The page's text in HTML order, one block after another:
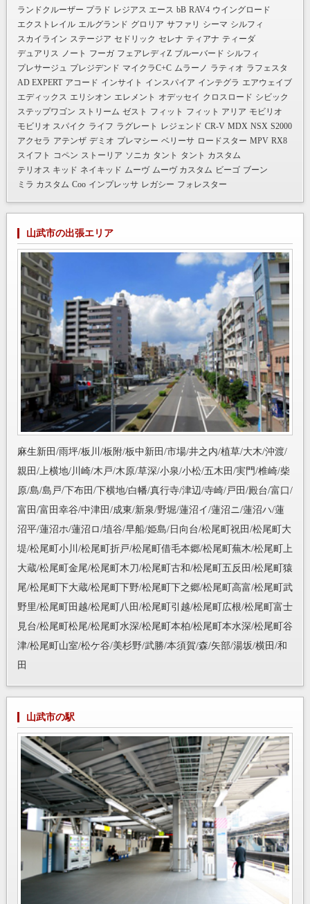
ランドクルーザー プラド レジアス エース bB RAV4 ウイングロード
エクストレイル エルグランド グロリア サファリ シーマ シルフィ
スカイライン ステージア セドリック セレナ ティアナ ティーダ
デュアリス ノート フーガ フェアレディZ ブルーバード シルフィ
プレサージュ プレジデンド マイクラC+C ムラーノ ラティオ ラフェスタ
AD EXPERT アコード インサイト インスパイア インテグラ エアウェイブ
エディックス エリシオン エレメント オデッセイ クロスロード シビック
ステップワゴン ストリーム ゼスト フィット フィット アリア モビリオ
モビリオ スパイク ライフ ラグレート レジェンド CR-V MDX NSX S2000
アクセラ アテンザ デミオ プレマシー ベリーサ ロードスター MPV RX8
スイフト コペン ストーリア ソニカ タント タント カスタム
テリオス キッド ネイキッド ムーヴ ムーヴ カスタム ビーゴ ブーン
ミラ カスタム Coo インプレッサ レガシー フォレスター
山武市の出張エリア
麻生新田/雨坪/板川/板附/板中新田/市場/井之内/植草/大木/沖渡/
親田/上横地/川崎/木戸/木原/草深/小泉/小松/五木田/実門/椎崎/柴
原/島/島戸/下布田/下横地/白幡/真行寺/津辺/寺崎/戸田/殿台/富口/
富田/富田幸谷/中津田/成東/新泉/野堀/蓮沼イ/蓮沼ニ/蓮沼ハ/蓮
沼平/蓮沼ホ/蓮沼ロ/埴谷/早船/姫島/日向台/松尾町祝田/松尾町大
堤/松尾町小川/松尾町折戸/松尾町借毛本郷/松尾町蕪木/松尾町上
大蔵/松尾町金尾/松尾町木刀/松尾町古和/松尾町五反田/松尾町猿
尾/松尾町下大蔵/松尾町下野/松尾町下之郷/松尾町高富/松尾町武
野里/松尾町田越/松尾町八田/松尾町引越/松尾町広根/松尾町富士
見台/松尾町松尾/松尾町水深/松尾町本柏/松尾町本水深/松尾町谷
津/松尾町山室/松ケ谷/美杉野/武勝/本須賀/森/矢部/湯坂/横田/和
田
山武市の駅